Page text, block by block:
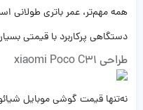
همه مهم‌تر، عمر باتری
دستگاهی پرکاربرد با قیمتی
طراحی xiaomi Poco C31